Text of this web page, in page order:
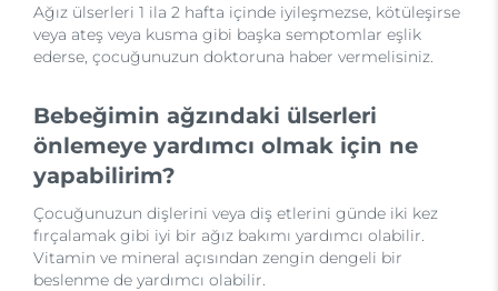
Ağız ülserleri 1 ila 2 hafta içinde iyileşmezse, kötüleşirse
veya ateş veya kusma gibi başka semptomlar eşlik
ederse, çocuğunuzun doktoruna haber vermelisiniz.
Bebeğimin ağzındaki ülserleri
önlemeye yardımcı olmak için ne
yapabilirim?
Çocuğunuzun dişlerini veya diş etlerini günde iki kez
fırçalamak gibi iyi bir ağız bakımı yardımcı olabilir.
Vitamin ve mineral açısından zengin dengeli bir
beslenme de yardımcı olabilir.